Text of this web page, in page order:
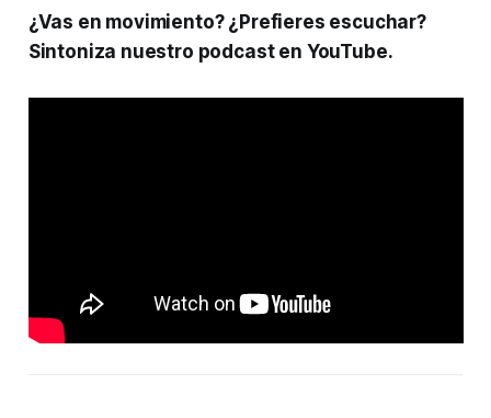
¿Vas en movimiento? ¿Prefieres escuchar?
Sintoniza nuestro podcast en YouTube.